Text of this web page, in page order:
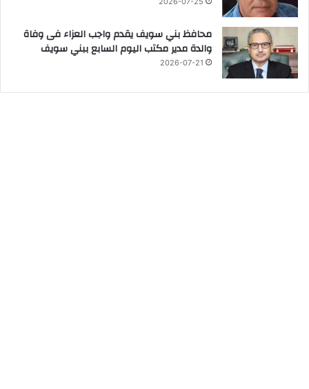
محافظ بني سويف يقدم واجب العزاء فى وفاة
والدة مدير مكتب اليوم السابع ببني سويف
2026-07-21